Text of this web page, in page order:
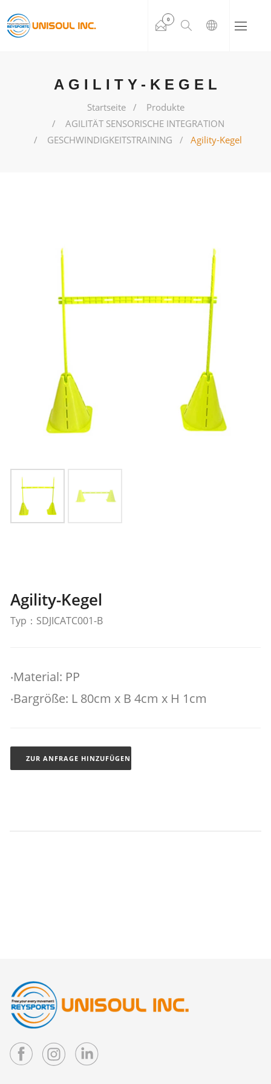
0
AGILITY-KEGEL
Startseite
Produkte
AGILITÄT SENSORISCHE INTEGRATION
GESCHWINDIGKEITSTRAINING
Agility-Kegel
Agility-Kegel
Typ：SDJICATC001-B
‧Material: PP
‧Bargröße: L 80cm x B 4cm x H 1cm
ZUR ANFRAGE HINZUFÜGEN